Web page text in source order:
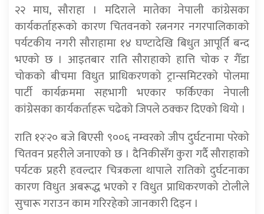
२२ माघ, सौराहा । मदिराले मातेका नेपाली कांग्रेसका
कार्यकर्ताहरूको कारण चितवनको रत्ननगर नगरपालिकाको
पर्यटकीय नगरी सौराहामा १४ घण्टादेखि बिधुत आपूर्ति बन्द
भएको छ । आइतबार राति सौराहाको हात्ति चोक र गैँडा
चोकको बीचमा विधुत प्राधिकरणको ट्रान्समिटरको पोलमा
पार्टी कार्यक्रममा सहभागी भएकार फर्किएका नेपाली
कांग्रेसका कार्यकर्ताहरू चढेको जिपले ठक्कर दिएको थियो ।
राति १२ः२० बजे बिएसी ९००६ नम्वरको जीप दुर्घटनामा परेको
चितवन प्रहरीले जनाएको छ । दैनिकीसँग कुरा गर्दै सौराहाको
पर्यटक प्रहरी हवल्दार चित्रकला थापाले रातिको दुर्घटनाका
कारण विधुत अबरूद्ध भएको र विधुत प्राधिकरणको टोलीले
सुचारू गराउन काम गरिरहेको जानकारी दिइन ।